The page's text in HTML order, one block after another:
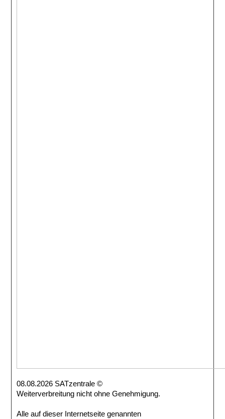
08.08.2026 SATzentrale ©
Weiterverbreitung nicht ohne Genehmigung.
Alle auf dieser Internetseite genannten